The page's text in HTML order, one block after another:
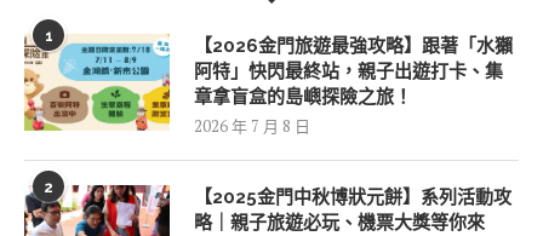
1
【2026金門旅遊最強攻略】跟著「水獺
阿特」快閃最終站，親子出遊打卡、集
章拿盲盒的島嶼探險之旅！
2026 年 7 月 8 日
2
【2025金門中秋博狀元餅】系列活動攻
略｜親子旅遊必玩、機票大獎等你來